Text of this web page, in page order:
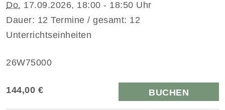
Do. 17.09.2026, 18:00 - 18:50 Uhr
Dauer: 12 Termine / gesamt: 12
Unterrichtseinheiten
26W75000
144,00 € BUCHEN